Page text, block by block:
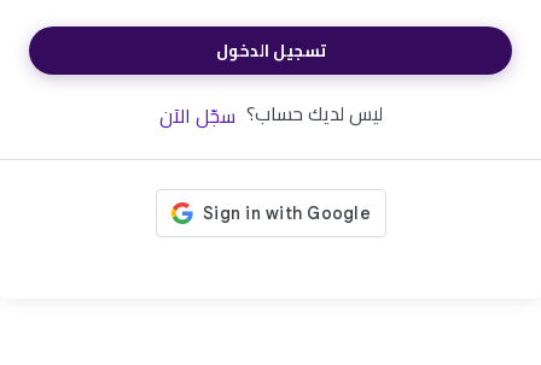
تسجيل الدخول
ليس لديك حساب؟ سجّل الآن